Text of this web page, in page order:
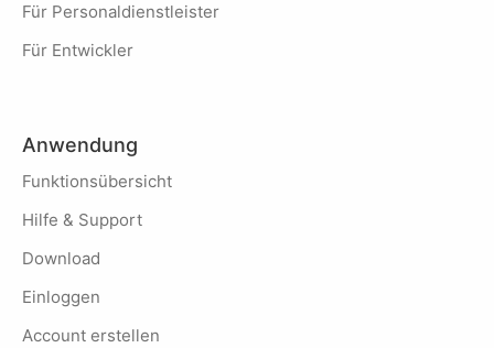
Für Personaldienstleister
Für Entwickler
Anwendung
Funktionsübersicht
Hilfe & Support
Download
Einloggen
Account erstellen